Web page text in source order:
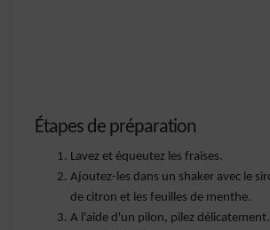
Étapes de préparation
Lavez et équeutez les fraises.
Ajoutez-les dans un shaker avec le
de citron et les feuilles de menthe.
A l'aide d'un pilon, pilez délicatement.